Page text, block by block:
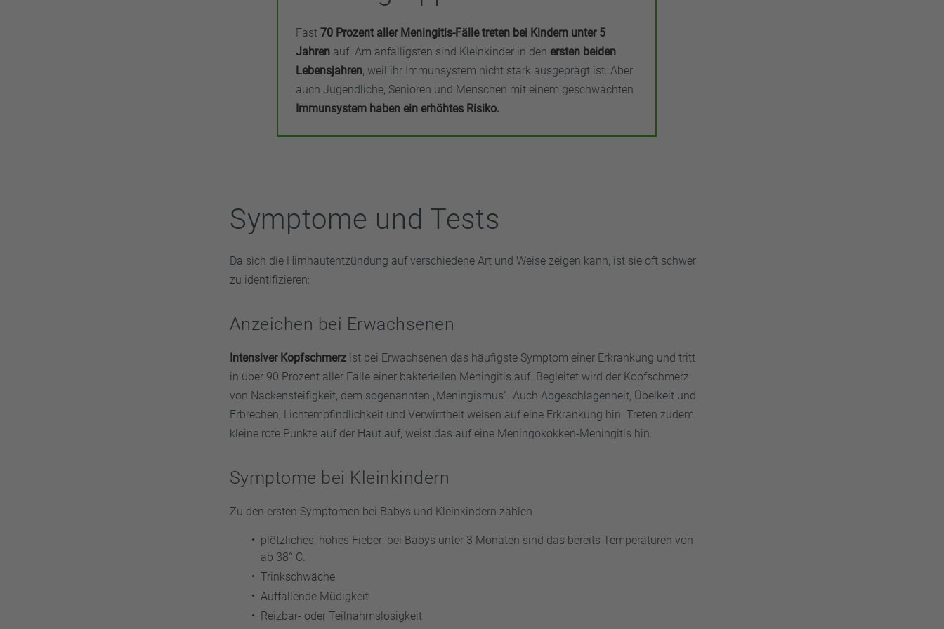
Fast70 Prozent aller Meningitis-Fälle treten bei Kindern unter 5
Jahren auf. Am anfälligsten sind Kleinkinder in den ersten beiden
Lebensjahren, weil ihr Immunsystem nicht stark ausgeprägt ist. Aber
auch Jugendliche, Senioren und Menschen mit einem geschwächten
Immunsystem haben ein erhöhtes Risiko.
Symptome und Tests
Da sich die Hirnhautentzündung auf verschiedene Art und Weise zeigen kann, ist sie oft schwer
zu identifizieren:
Anzeichen bei Erwachsenen
Intensiver Kopfschmerzist bei Erwachsenen das häufigste Symptom einer Erkrankung und tritt
in über 90 Prozent aller Fälle einer bakteriellen Meningitis auf. Begleitet wird der Kopfschmerz
von Nackensteifigkeit, dem sogenannten „Meningismus”. Auch Abgeschlagenheit, Übelkeit und
Erbrechen, Lichtempfindlichkeit und Verwirrtheit weisen auf eine Erkrankung hin. Treten zudem
kleine rote Punkte auf der Haut auf, weist das auf eine Meningokokken-Meningitis hin.
Symptome bei Kleinkindern
Zu den ersten Symptomen bei Babys und Kleinkindern zählen
plötzliches, hohes Fieber; bei Babys unter 3 Monaten sind das bereits Temperaturen von
ab 38° C.
Trinkschwäche
Auffallende Müdigkeit
Reizbar- oder Teilnahmslosigkeit